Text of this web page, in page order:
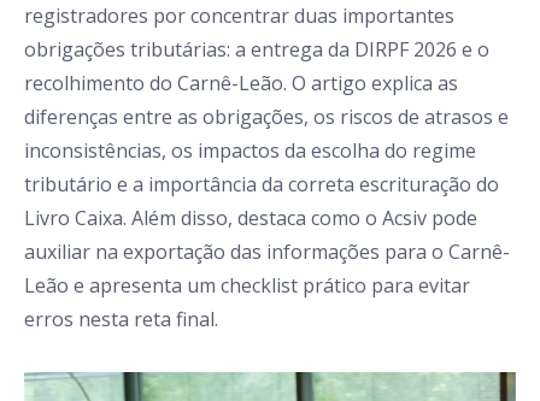
registradores por concentrar duas importantes
obrigações tributárias: a entrega da DIRPF 2026 e o
recolhimento do Carnê-Leão. O artigo explica as
diferenças entre as obrigações, os riscos de atrasos e
inconsistências, os impactos da escolha do regime
tributário e a importância da correta escrituração do
Livro Caixa. Além disso, destaca como o Acsiv pode
auxiliar na exportação das informações para o Carnê-
Leão e apresenta um checklist prático para evitar
erros nesta reta final.